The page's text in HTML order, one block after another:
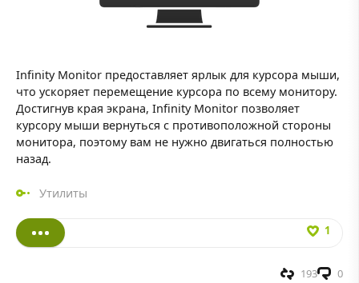
Infinity Monitor предоставляет ярлык для курсора мыши,
что ускоряет перемещение курсора по всему монитору.
Достигнув края экрана, Infinity Monitor позволяет
курсору мыши вернуться с противоположной стороны
монитора, поэтому вам не нужно двигаться полностью
назад.
Утилиты
1
0
193